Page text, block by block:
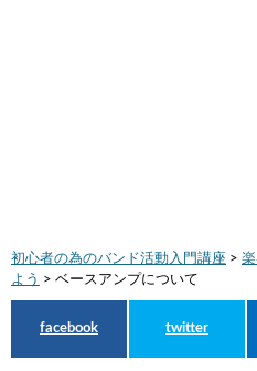
初心者の為のバンド活動入門講座 >
よう > ベースアンプについて
facebook twitter